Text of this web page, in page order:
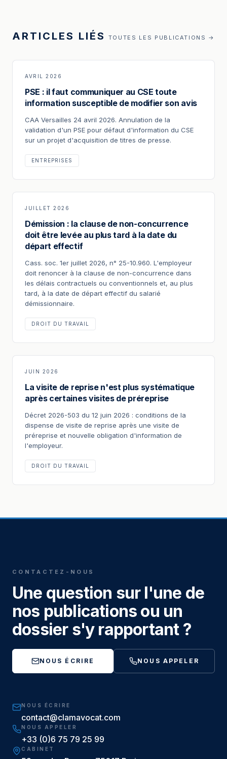
ARTICLES LIÉS TOUTES LES PUBLICATIONS →
AVRIL 2026
PSE : il faut communiquer au CSE toute
information susceptible de modifier son avis
CAA Versailles 24 avril 2026. Annulation de la
validation d'un PSE pour défaut d'information du CSE
sur un projet d'acquisition de titres de presse.
ENTREPRISES
JUILLET 2026
Démission : la clause de non-concurrence
doit être levée au plus tard à la date du
départ effectif
Cass. soc. 1er juillet 2026, n° 25-10.960. L'employeur
doit renoncer à la clause de non-concurrence dans
les délais contractuels ou conventionnels et, au plus
tard, à la date de départ effectif du salarié
démissionnaire.
DROIT DU TRAVAIL
JUIN 2026
La visite de reprise n'est plus systématique
après certaines visites de préreprise
Décret 2026-503 du 12 juin 2026 : conditions de la
dispense de visite de reprise après une visite de
préreprise et nouvelle obligation d'information de
l'employeur.
DROIT DU TRAVAIL
CONTACTEZ-NOUS
Une question sur l'une de
nos publications ou un
dossier s'y rapportant ?
NOUS ÉCRIRE NOUS APPELER
NOUS ÉCRIRE
contact@clamavocat.com
NOUS APPELER
+33 (0)6 75 79 25 99
CABINET